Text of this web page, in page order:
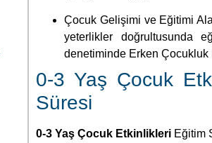
Çocuk Gelişimi ve Eğitimi
yeterlikler doğrultusunda
denetiminde Erken Çocukluk
0-3 Yaş Çocuk
Süresi
0-3 Yaş Çocuk Etkinlikleri Eğitim